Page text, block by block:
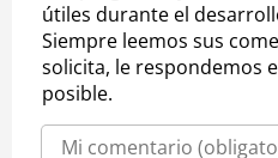
útiles durante el
Siempre leemos sus
solicita, le respondemos
posible.